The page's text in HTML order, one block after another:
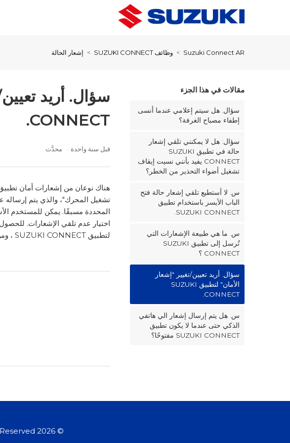
Suzuki Connect AR وظائف SUZUKI CONNECT إشعار الحالة
مقالات في هذا الجزء
سؤال. هل سيتم إعلامي عندما أنسى
إطفاء مصباح الغرفة؟
سؤال: هل لا يمكنني تلقي إشعار
حالة في تطبيق SUZUKI
CONNECT يفيد بأنني نسيت إيقاف
تشغيل أضواء التحذير من الخطر؟
س. لا أستطيع تلقي إشعار حالة فتح
الباب الأيسر باستخدام تطبيق
SUZUKI CONNECT.
س. ما هي طبيعة الإشعارات التي
تُرسل إلى تطبيق SUZUKI
CONNECT ؟
سؤال. أريد تعيين/تغيير "إشعار
الأمان" لتطبيق SUZUKI
CONNECT.
س. هل يتم إرسال إشعار الي هاتفي
الذكي حتى عندما لا يكون تطبيق
SUZUKI CONNECT مفتوحًا؟
CONNECT.
قبل سنة واحدة محدَّث
تشغيل المحرك"، والذي يتم إرساله
المحددة مسبقًا. يمكن للمستخدم
اختيار عدم تلقي الإشعارات.
لتطبيق SUZUKI CONNECT ، ومن [إعدادات الإشعارات]، يمكنكم تعيين شروط الإشعارات.
©
2026